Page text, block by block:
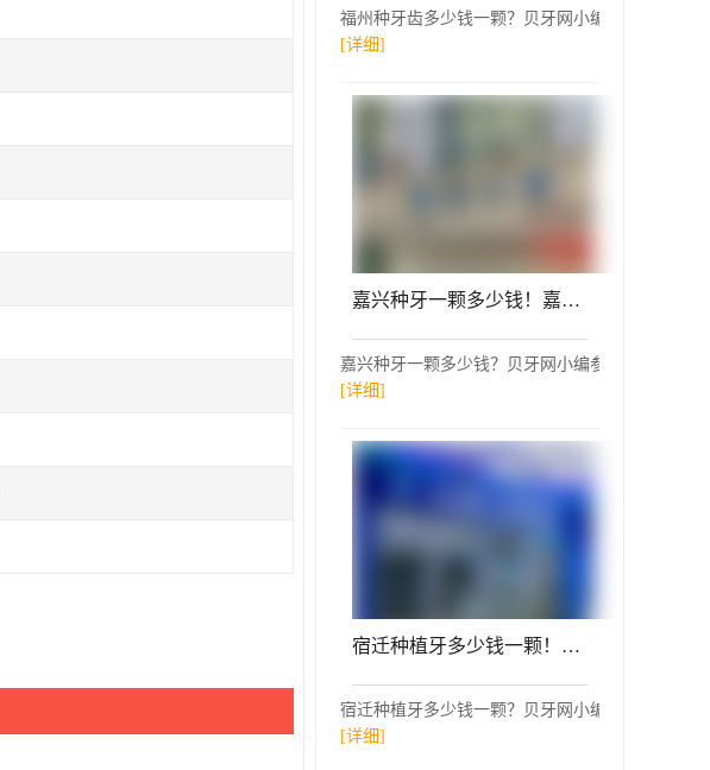
福州种牙齿多少钱一颗？贝牙网小编参考了福州
[详细]
嘉兴种牙一颗多少钱！嘉兴雅杰口腔诊所种牙价格表（今日更新/实时），国产威高WEGO种植牙：3137元起/颗！
嘉兴种牙一颗多少钱？贝牙网小编参考了嘉兴雅
[详细]
宿迁种植牙多少钱一颗！泗洪众迪口腔门诊部2023全新种牙价目表，国产常州创英种植牙：3850元起/颗！
宿迁种植牙多少钱一颗？贝牙网小编参考了泗洪
[详细]